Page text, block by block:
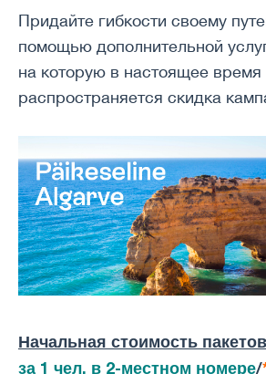
Придайте гибкости своему
помощью дополнительной
на которую в настоящее время
распространяется скидка
Начальная стоимость
за 1 чел. в 2-местном номере/